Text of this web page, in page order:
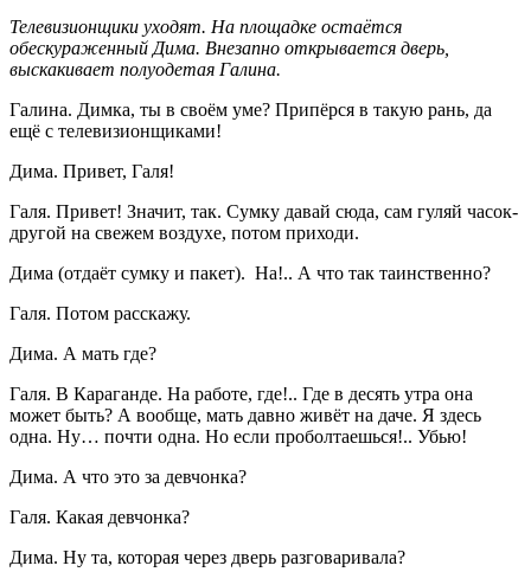
Телевизионщики уходят. На площадке остаётся
обескураженный Дима. Внезапно открывается дверь,
выскакивает полуодетая Галина.
Галина. Димка, ты в своём уме? Припёрся в такую рань, да
ещё с телевизионщиками!
Дима. Привет, Галя!
Галя. Привет! Значит, так. Сумку давай сюда, сам гуляй часок-
другой на свежем воздухе, потом приходи.
Дима (отдаёт сумку и пакет). На!.. А что так таинственно?
Галя. Потом расскажу.
Дима. А мать где?
Галя. В Караганде. На работе, где!.. Где в десять утра она
может быть? А вообще, мать давно живёт на даче. Я здесь
одна. Ну… почти одна. Но если проболтаешься!.. Убью!
Дима. А что это за девчонка?
Галя. Какая девчонка?
Дима. Ну та, которая через дверь разговаривала?